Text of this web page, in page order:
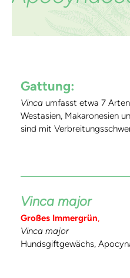
Gattung:
Vinca umfasst etwa 7 Arten
Westasien, Makaronesien
sind mit
Vinca major
Großes Immergrün,
Vinca major
Hundsgiftgewächs,